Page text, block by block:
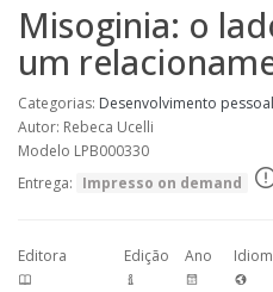
Misoginia: o
um
Categorias: Desenvolvimento pessoal
Autor: Rebeca Ucelli
Modelo LPB000330
Entrega: Impresso on demand
Editora Edição Ano